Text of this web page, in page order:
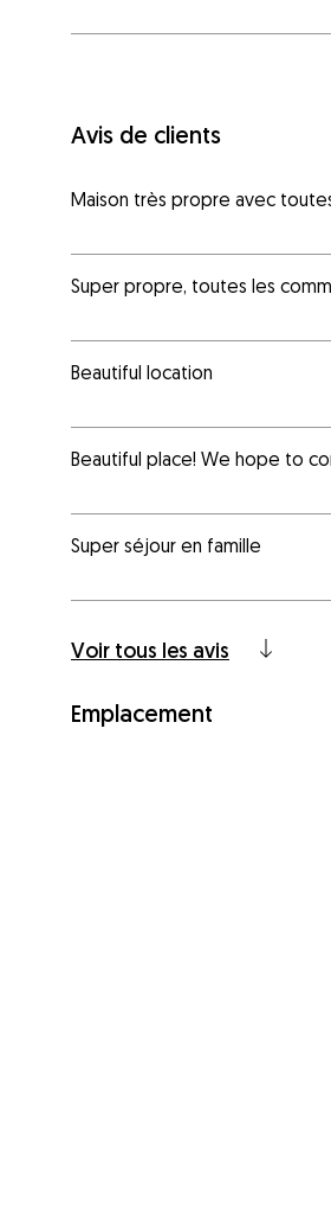
Avis de clients
Maison très propre avec
Super propre, toutes les
Beautiful location
Beautiful place! We hope to
Super séjour en famille
Voir tous les avis
Emplacement